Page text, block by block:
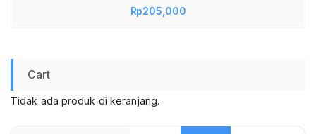
Ultra microSDHC/SDXC UHS-I Class 10 100MB/s
Rp205,000
Cart
Tidak ada produk di keranjang.